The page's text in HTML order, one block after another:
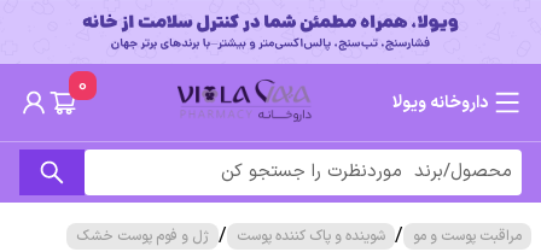
داروخانه ویولا
0
مراقبت پوست و مو / شوینده و پاک کننده پوست / ژل و فوم پوست خشک